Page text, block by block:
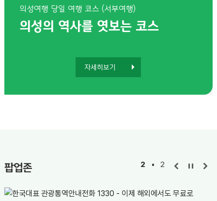
의성여행 당일 여행 코스 (서부여행)
의성의 역사를 엿보는 코스
자세히보기
영원히 기억될 의성에서의 하룻밤
팝업존 2 / 2